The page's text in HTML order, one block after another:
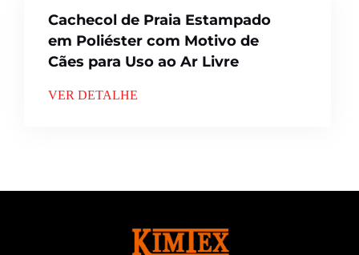
Cachecol de Praia Estampado
em Poliéster com Motivo de
Cães para Uso ao Ar Livre
VER DETALHE